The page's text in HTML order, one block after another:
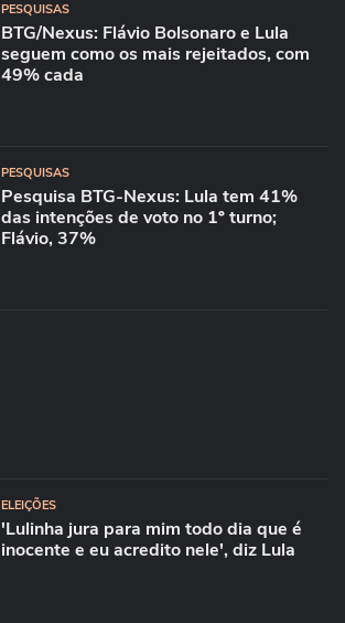
PESQUISAS
BTG/Nexus: Flávio Bolsonaro e Lula
seguem como os mais rejeitados, com
49% cada
PESQUISAS
Pesquisa BTG-Nexus: Lula tem 41%
das intenções de voto no 1º turno;
Flávio, 37%
ELEIÇÕES
'Lulinha jura para mim todo dia que é
inocente e eu acredito nele', diz Lula